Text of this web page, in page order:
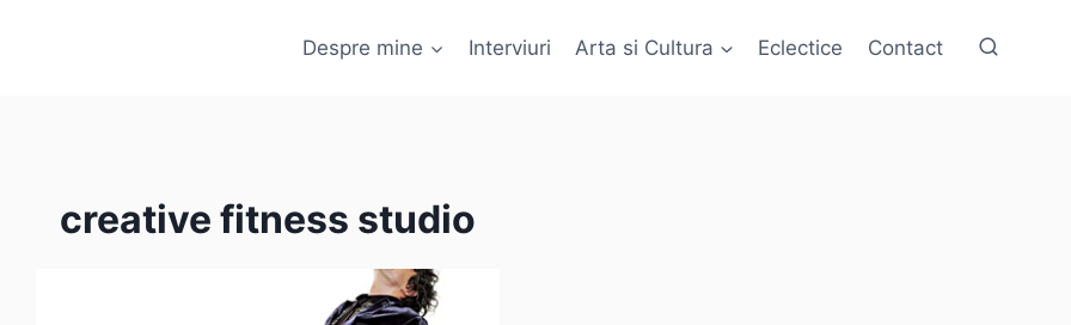
Despre mine Interviuri Arta si Cultura Eclectice Contact
creative fitness studio